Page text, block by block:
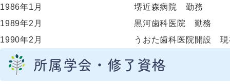
1986年1月
堺近森病院 勤務
1989年2月
黒河歯科医院 勤務
1990年2月
うおた歯科医院開設 現
所属学会・修了資格